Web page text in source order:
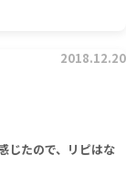
2018.12.20
じたので、リピはな